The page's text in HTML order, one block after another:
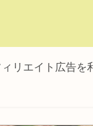
リエイト広告を